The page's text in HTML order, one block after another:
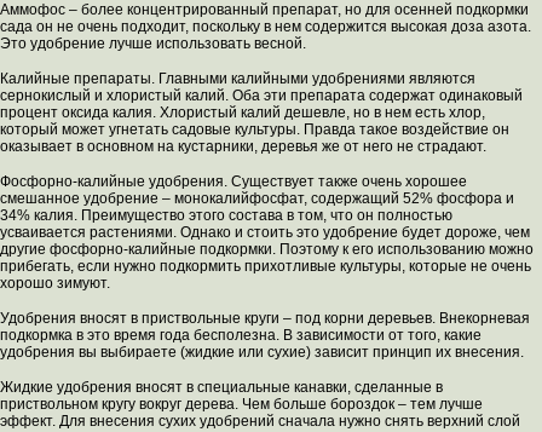
Аммофос – более концентрированный препарат, но для осенней подкормки
сада он не очень подходит, поскольку в нем содержится высокая доза азота.
Это удобрение лучше использовать весной.
Калийные препараты. Главными калийными удобрениями являются
сернокислый и хлористый калий. Оба эти препарата содержат одинаковый
процент оксида калия. Хлористый калий дешевле, но в нем есть хлор,
который может угнетать садовые культуры. Правда такое воздействие он
оказывает в основном на кустарники, деревья же от него не страдают.
Фосфорно-калийные удобрения. Существует также очень хорошее
смешанное удобрение – монокалийфосфат, содержащий 52% фосфора и
34% калия. Преимущество этого состава в том, что он полностью
усваивается растениями. Однако и стоить это удобрение будет дороже, чем
другие фосфорно-калийные подкормки. Поэтому к его использованию можно
прибегать, если нужно подкормить прихотливые культуры, которые не очень
хорошо зимуют.
Удобрения вносят в приствольные круги – под корни деревьев. Внекорневая
подкормка в это время года бесполезна. В зависимости от того, какие
удобрения вы выбираете (жидкие или сухие) зависит принцип их внесения.
Жидкие удобрения вносят в специальные канавки, сделанные в
приствольном кругу вокруг дерева. Чем больше бороздок – тем лучше
эффект. Для внесения сухих удобрений сначала нужно снять верхний слой